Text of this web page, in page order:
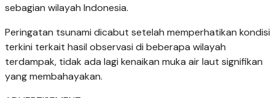
sebagian wilayah Indonesia.
Peringatan tsunami dicabut setelah memperhatikan kondisi
terkini terkait hasil observasi di beberapa wilayah
terdampak, tidak ada lagi kenaikan muka air laut signifikan
yang membahayakan.